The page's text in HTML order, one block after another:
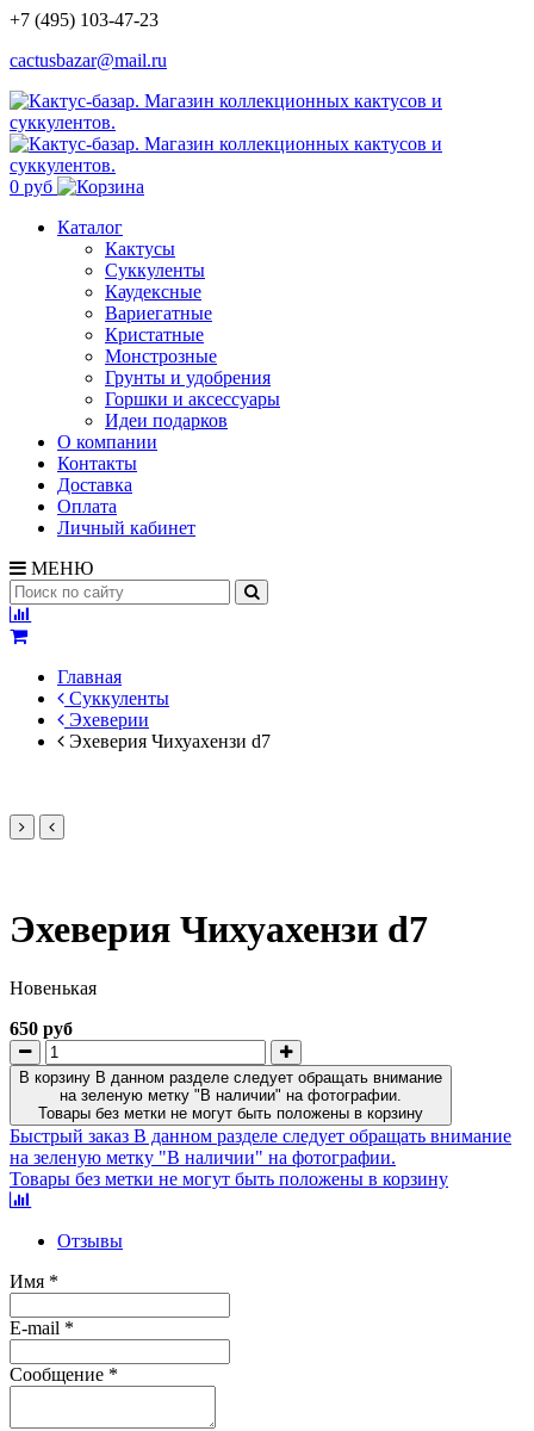
+7 (495) 103-47-23
cactusbazar@mail.ru
0 руб
Каталог
Кактусы
Суккуленты
Каудексные
Вариегатные
Кристатные
Монстрозные
Грунты и удобрения
Горшки и аксессуары
Идеи подарков
О компании
Контакты
Доставка
Оплата
Личный кабинет
МЕНЮ
Главная
Суккуленты
Эхеверии
Эхеверия Чихуахензи d7
Эхеверия Чихуахензи d7
Новенькая
650 руб
В корзину В данном разделе следует обращать внимание
на зеленую метку "В наличии" на фотографии.
Товары без метки не могут быть положены в корзину
Быстрый заказ В данном разделе следует обращать внимание
на зеленую метку "В наличии" на фотографии.
Товары без метки не могут быть положены в корзину
Отзывы
Имя *
E-mail *
Сообщение *